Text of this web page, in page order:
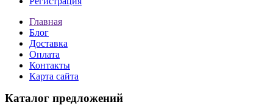
Главная
Блог
Доставка
Оплата
Контакты
Карта сайта
Каталог предложений